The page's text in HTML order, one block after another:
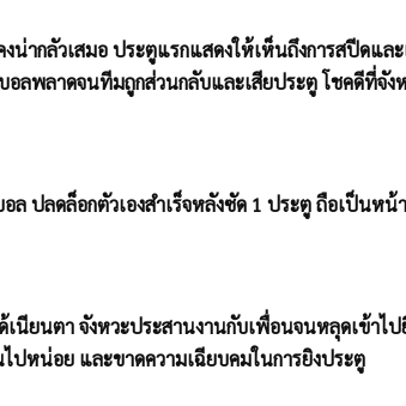
งน่ากลัวเสมอ ประตูแรกแสดงให้เห็นถึงการสปีดแล
ลพลาดจนทีมถูกส่วนกลับและเสียประตู โชคดีที่จัง
ล ปลดล็อกตัวเองสำเร็จหลังซัด 1 ประตู ถือเป็นหน้
เนียนตา จังหวะประสานงานกับเพื่อนจนหลุดเข้าไ
ปหน่อย และขาดความเฉียบคมในการยิงประตู